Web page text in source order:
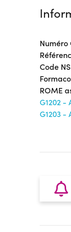
Numéro
Code
ROME
G1202 -
G1203 -